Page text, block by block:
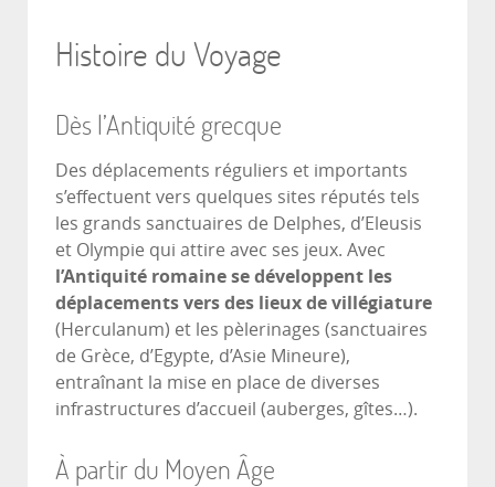
Histoire du Voyage
Dès l’Antiquité grecque
Des déplacements réguliers et importants
s’effectuent vers quelques sites réputés tels
les grands sanctuaires de Delphes, d’Eleusis
et Olympie qui attire avec ses jeux. Avec
l’Antiquité romaine se développent les
déplacements vers des lieux de villégiature
(Herculanum) et les pèlerinages (sanctuaires
de Grèce, d’Egypte, d’Asie Mineure),
entraînant la mise en place de diverses
infrastructures d’accueil (auberges, gîtes…).
À partir du Moyen Âge